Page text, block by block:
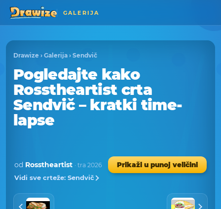
GALERIJA
Drawize › Galerija › Sendvič
Pogledajte kako
Rosstheartist crta
Sendvič – kratki time-
lapse
od Rosstheartist · tra 2026
Prikaži u punoj veličini
Vidi sve crteže: Sendvič